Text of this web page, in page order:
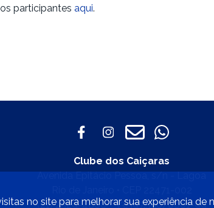
participantes aqui.
Clube dos Caiçaras
Avenida Epitácio Pessoa, s/n - Lagoa
(21) 2529-4800 • 33.597.550/0001-99
no site para melhorar sua experiência de